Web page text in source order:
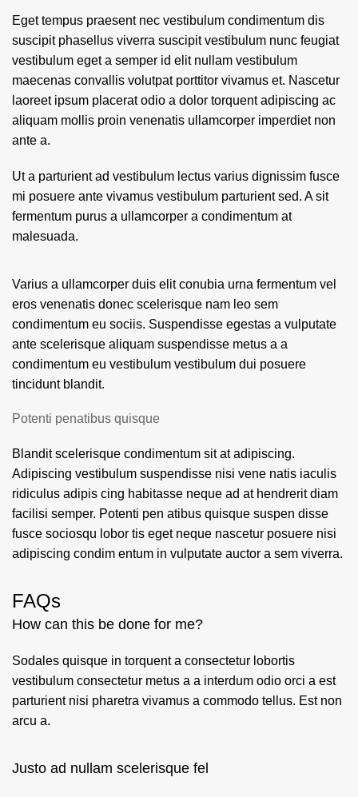
Eget tempus praesent nec vestibulum condimentum dis
suscipit phasellus viverra suscipit vestibulum nunc feugiat
vestibulum eget a semper id elit nullam vestibulum
maecenas convallis volutpat porttitor vivamus et. Nascetur
laoreet ipsum placerat odio a dolor torquent adipiscing ac
aliquam mollis proin venenatis ullamcorper imperdiet non
ante a.
Ut a parturient ad vestibulum lectus varius dignissim fusce
mi posuere ante vivamus vestibulum parturient sed. A sit
fermentum purus a ullamcorper a condimentum at
malesuada.
Varius a ullamcorper duis elit conubia urna fermentum vel
eros venenatis donec scelerisque nam leo sem
condimentum eu sociis. Suspendisse egestas a vulputate
ante scelerisque aliquam suspendisse metus a a
condimentum eu vestibulum vestibulum dui posuere
tincidunt blandit.
Potenti penatibus quisque
Blandit scelerisque condimentum sit at adipiscing.
Adipiscing vestibulum suspendisse nisi vene natis iaculis
ridiculus adipis cing habitasse neque ad at hendrerit diam
facilisi semper. Potenti pen atibus quisque suspen disse
fusce sociosqu lobor tis eget neque nascetur posuere nisi
adipiscing condim entum in vulputate auctor a sem viverra.
FAQs
How can this be done for me?
Sodales quisque in torquent a consectetur lobortis
vestibulum consectetur metus a a interdum odio orci a est
parturient nisi pharetra vivamus a commodo tellus. Est non
arcu a.
Justo ad nullam scelerisque fel